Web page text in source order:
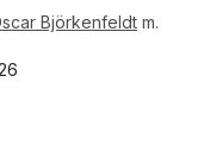
Björkenfeldt m.